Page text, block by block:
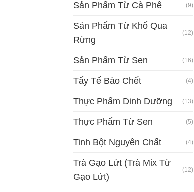
Sản Phẩm Từ Cà Phê (9)
Sản Phẩm Từ Khổ Qua
Rừng
(12)
Sản Phẩm Từ Sen (16)
Tẩy Tế Bào Chết (4)
Thực Phẩm Dinh Dưỡng (13)
Thực Phẩm Từ Sen (5)
Tinh Bột Nguyên Chất (4)
Trà Gạo Lứt (Trà Mix Từ
Gạo Lứt)
(12)